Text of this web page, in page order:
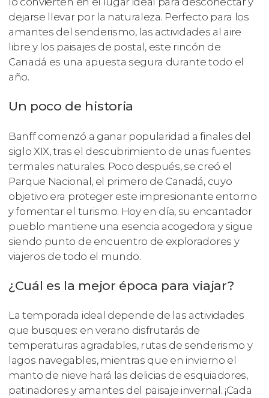
dejarse llevar por la naturaleza. Perfecto para los
amantes del senderismo, las actividades al aire
libre y los paisajes de postal, este rincón de
Canadá es una apuesta segura durante todo el
año.
Un poco de historia
Banff comenzó a ganar popularidad a finales del
siglo XIX, tras el descubrimiento de unas fuentes
termales naturales. Poco después, se creó el
Parque Nacional, el primero de Canadá, cuyo
objetivo era proteger este impresionante entorno
y fomentar el turismo. Hoy en día, su encantador
pueblo mantiene una esencia acogedora y sigue
siendo punto de encuentro de exploradores y
viajeros de todo el mundo.
¿Cuál es la mejor época para viajar?
La temporada ideal depende de las actividades
que busques: en verano disfrutarás de
temperaturas agradables, rutas de senderismo y
lagos navegables, mientras que en invierno el
manto de nieve hará las delicias de esquiadores,
patinadores y amantes del paisaje invernal. ¡Cada